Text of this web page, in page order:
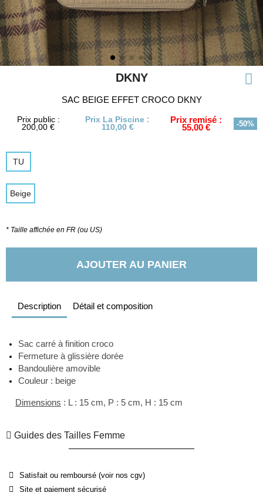
DKNY
SAC BEIGE EFFET CROCO DKNY
Prix public :
200,00 €
Prix La Piscine :
110,00 €
Prix remisé :
55,00 € -50%
TU
Beige
* Taille affichée en FR (ou US)
AJOUTER AU PANIER
Description Détail et composition
Sac carré à finition croco
Fermeture à glissière dorée
Bandoulière amovible
Couleur : beige
Dimensions : L : 15 cm, P : 5 cm, H : 15 cm
Guides des Tailles Femme
Satisfait ou remboursé (voir nos cgv)
Site et paiement sécurisé